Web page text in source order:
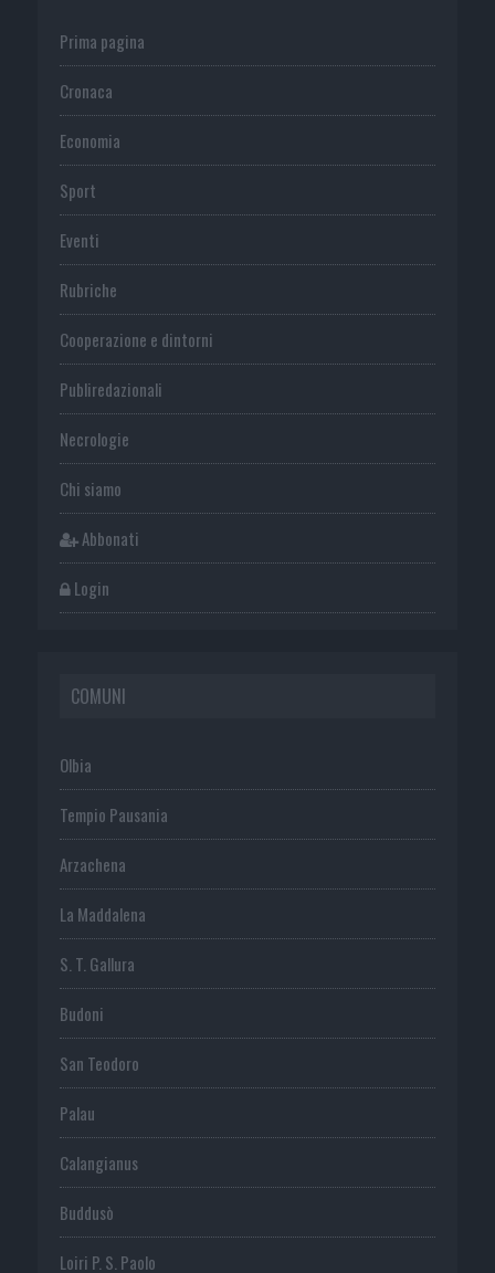
Prima pagina
Cronaca
Economia
Sport
Eventi
Rubriche
Cooperazione e dintorni
Publiredazionali
Necrologie
Chi siamo
Abbonati
Login
COMUNI
Olbia
Tempio Pausania
Arzachena
La Maddalena
S. T. Gallura
Budoni
San Teodoro
Palau
Calangianus
Buddusò
Loiri P. S. Paolo